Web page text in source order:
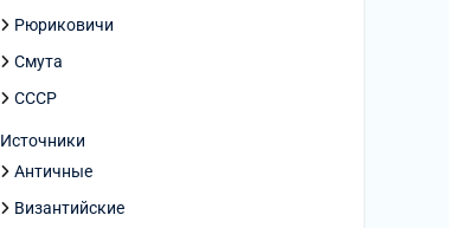
Рюриковичи
Смута
СССР
Источники
Античные
Византийские